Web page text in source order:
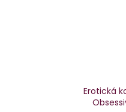
Erotická